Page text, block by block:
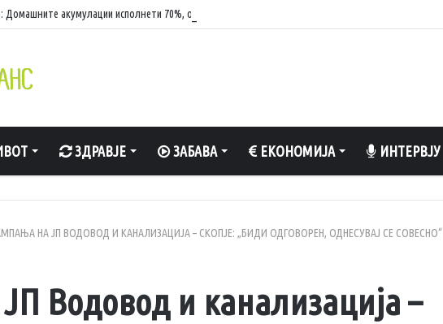
Домашните акумулации исполнети 70%, обезбедена стабилност на енергетскиот систем
ЗДРАВЈЕ ЗАБАВА ЕКОНОМИЈА ИНТЕРВЈУ
НА ЈП ВОДОВОД И КАНАЛИЗАЦИЈА – СКОПЈЕ: „БИДИ ОДГОВОРЕН, ОДНЕСУВАЈ СЕ СОВЕСНО“
Водовод и канализација –